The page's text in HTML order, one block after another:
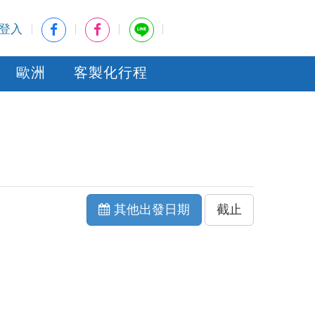
入
歐洲 客製化行程
其他出發日期 截止